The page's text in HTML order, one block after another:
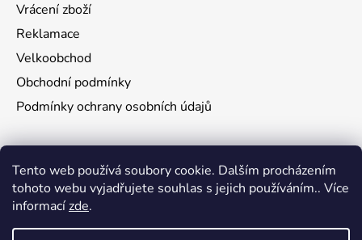
Tento web používá soubory cookie. Dalším procházením
tohoto webu vyjadřujete souhlas s jejich používáním.. Více
informacízde.
Vrácení zboží
Reklamace
Velkoobchod
Obchodní podmínky
Podmínky ochrany osobních údajů
Aktuality
Jak namontovat a nastřelit puškohled na zbraň